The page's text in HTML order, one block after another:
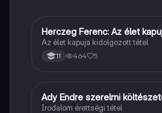
Magyar
Herczeg Ferenc: Az élet
Az élet kapuja kidolgozott tétel
11 464 5
Magyar
Ady Endre szerelmi
Irodalom érettségi tétel